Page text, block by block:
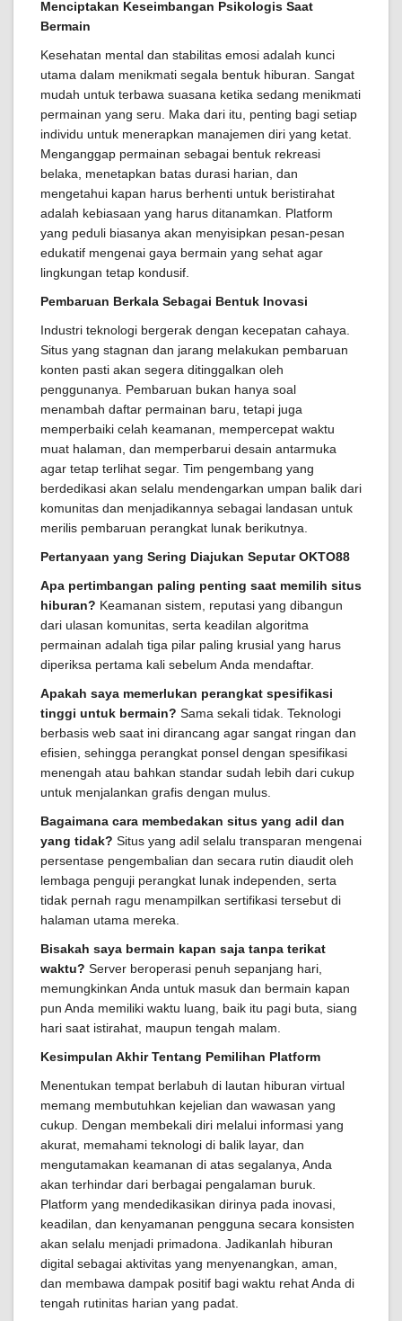
Menciptakan Keseimbangan Psikologis Saat
Bermain
Kesehatan mental dan stabilitas emosi adalah kunci
utama dalam menikmati segala bentuk hiburan. Sangat
mudah untuk terbawa suasana ketika sedang menikmati
permainan yang seru. Maka dari itu, penting bagi setiap
individu untuk menerapkan manajemen diri yang ketat.
Menganggap permainan sebagai bentuk rekreasi
belaka, menetapkan batas durasi harian, dan
mengetahui kapan harus berhenti untuk beristirahat
adalah kebiasaan yang harus ditanamkan. Platform
yang peduli biasanya akan menyisipkan pesan-pesan
edukatif mengenai gaya bermain yang sehat agar
lingkungan tetap kondusif.
Pembaruan Berkala Sebagai Bentuk Inovasi
Industri teknologi bergerak dengan kecepatan cahaya.
Situs yang stagnan dan jarang melakukan pembaruan
konten pasti akan segera ditinggalkan oleh
penggunanya. Pembaruan bukan hanya soal
menambah daftar permainan baru, tetapi juga
memperbaiki celah keamanan, mempercepat waktu
muat halaman, dan memperbarui desain antarmuka
agar tetap terlihat segar. Tim pengembang yang
berdedikasi akan selalu mendengarkan umpan balik dari
komunitas dan menjadikannya sebagai landasan untuk
merilis pembaruan perangkat lunak berikutnya.
Pertanyaan yang Sering Diajukan Seputar OKTO88
Apa pertimbangan paling penting saat memilih situs
hiburan? Keamanan sistem, reputasi yang dibangun
dari ulasan komunitas, serta keadilan algoritma
permainan adalah tiga pilar paling krusial yang harus
diperiksa pertama kali sebelum Anda mendaftar.
Apakah saya memerlukan perangkat spesifikasi
tinggi untuk bermain? Sama sekali tidak. Teknologi
berbasis web saat ini dirancang agar sangat ringan dan
efisien, sehingga perangkat ponsel dengan spesifikasi
menengah atau bahkan standar sudah lebih dari cukup
untuk menjalankan grafis dengan mulus.
Bagaimana cara membedakan situs yang adil dan
yang tidak? Situs yang adil selalu transparan mengenai
persentase pengembalian dan secara rutin diaudit oleh
lembaga penguji perangkat lunak independen, serta
tidak pernah ragu menampilkan sertifikasi tersebut di
halaman utama mereka.
Bisakah saya bermain kapan saja tanpa terikat
waktu? Server beroperasi penuh sepanjang hari,
memungkinkan Anda untuk masuk dan bermain kapan
pun Anda memiliki waktu luang, baik itu pagi buta, siang
hari saat istirahat, maupun tengah malam.
Kesimpulan Akhir Tentang Pemilihan Platform
Menentukan tempat berlabuh di lautan hiburan virtual
memang membutuhkan kejelian dan wawasan yang
cukup. Dengan membekali diri melalui informasi yang
akurat, memahami teknologi di balik layar, dan
mengutamakan keamanan di atas segalanya, Anda
akan terhindar dari berbagai pengalaman buruk.
Platform yang mendedikasikan dirinya pada inovasi,
keadilan, dan kenyamanan pengguna secara konsisten
akan selalu menjadi primadona. Jadikanlah hiburan
digital sebagai aktivitas yang menyenangkan, aman,
dan membawa dampak positif bagi waktu rehat Anda di
tengah rutinitas harian yang padat.